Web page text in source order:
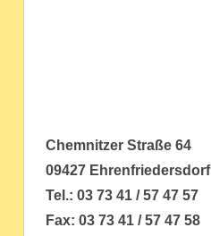
Chemnitzer Straße 64
09427 Ehrenfriedersdorf
Tel.: 03 73 41 / 57 47 57
Fax: 03 73 41 / 57 47 58